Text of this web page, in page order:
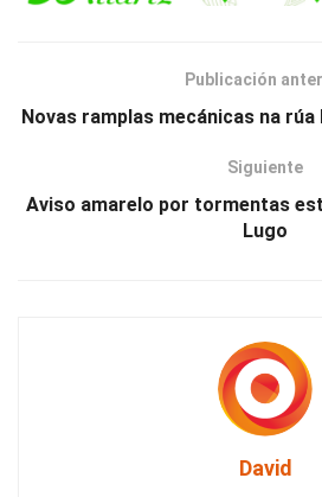
Publicación
Novas ramplas mecánicas na
Siguiente
Aviso amarelo por tormentas
Lugo
David